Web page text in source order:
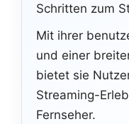
Schritten zum
Mit ihrer
und einer
bietet sie
Streaming-
Fernseher.